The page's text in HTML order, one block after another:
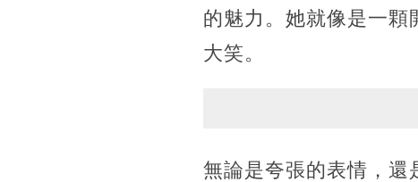
的魅力。她就像是一顆
大笑。
無論是夸張的表情，還